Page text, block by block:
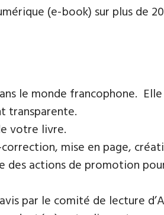
(e-book) sur plus de
le monde francophone.
transparente.
votre livre.
mise en page,
des actions de promotion
par le comité de lecture